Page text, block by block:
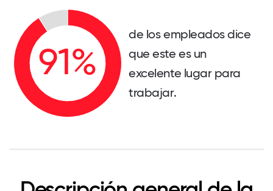
de los empleados dice
que este es un
excelente lugar para
trabajar.